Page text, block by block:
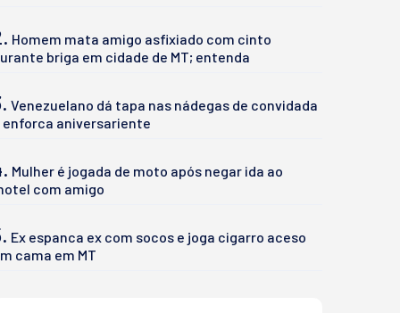
Homem mata amigo asfixiado com cinto
briga em cidade de MT; entenda
Venezuelano dá tapa nas nádegas de convidada
enforca aniversariente
Mulher é jogada de moto após negar ida ao
com amigo
Ex espanca ex com socos e joga cigarro aceso
cama em MT